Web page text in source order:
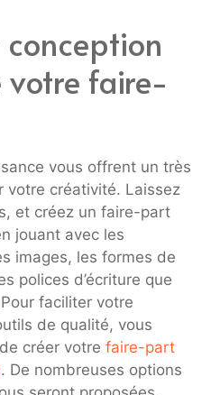
conception
faire-
vous offrent un très
votre créativité. Laissez
et créez un faire-part
jouant avec les
images, les formes de
polices d’écriture que
faciliter votre
de qualité, vous
créer votre faire-part
. De nombreuses options